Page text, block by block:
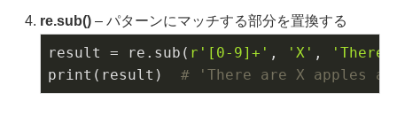
re.sub() – パターンにマッチする部分を置換する
result = re.sub( r'[0-9]+' , 'X' ,
'There
print(result) # 'There are X apples